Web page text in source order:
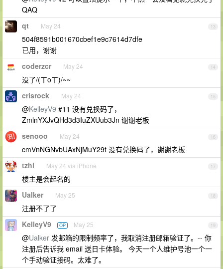
QAQ
13
qt May 24
504f8591b001670cbef1e9c7614d7dfe
已用，谢谢
14
coderzcr May 24
没了/(ㄒoㄒ)/~~
15
crisrock May 24
@KelleyV9 #11 没有兑换码了，
ZmlnYXJvQHd3d3IuZXUub3Jn 谢谢老板
16
senooo May 24
cmVnNGNvbUAxNjMuY29t 没有兑换码了，谢谢老板
17
tzhl May 24 via iPhone
楼主是会起名的
18
Ualker May 25
注册不了了
19
KelleyV9 OP May 25
@Ualker 发邮箱的限制频率了，我取消注册邮箱验证了。-- 你
注册后告诉我 email 送日卡体验。 今天一个人维护号池一个一
个手动验证接码。太难了。